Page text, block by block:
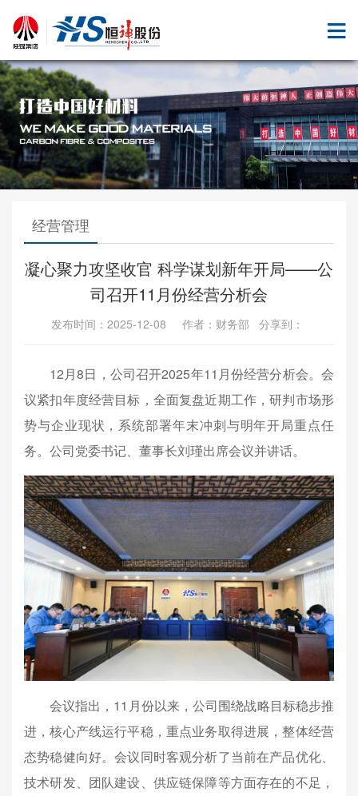
经营管理
凝心聚力攻坚收官 科学谋划新年开局——公
司召开11月份经营分析会
发布时间：2025-12-08 作者：财务部 分享到：
12月8日，公司召开2025年11月份经营分析会。会
议紧扣年度经营目标，全面复盘近期工作，研判市场形
势与企业现状，系统部署年末冲刺与明年开局重点任
务。公司党委书记、董事长刘瑾出席会议并讲话。
会议指出，11月份以来，公司围绕战略目标稳步推
进，核心产线运行平稳，重点业务取得进展，整体经营
态势稳健向好。会议同时客观分析了当前在产品优化、
技术研发、团队建设、供应链保障等方面存在的不足，